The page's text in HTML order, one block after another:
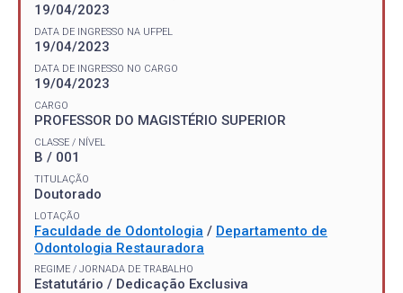
19/04/2023
DATA DE INGRESSO NA UFPEL
19/04/2023
DATA DE INGRESSO NO CARGO
19/04/2023
CARGO
PROFESSOR DO MAGISTÉRIO SUPERIOR
CLASSE / NÍVEL
B / 001
TITULAÇÃO
Doutorado
LOTAÇÃO
Faculdade de Odontologia / Departamento de
Odontologia Restauradora
REGIME / JORNADA DE TRABALHO
Estatutário / Dedicação Exclusiva